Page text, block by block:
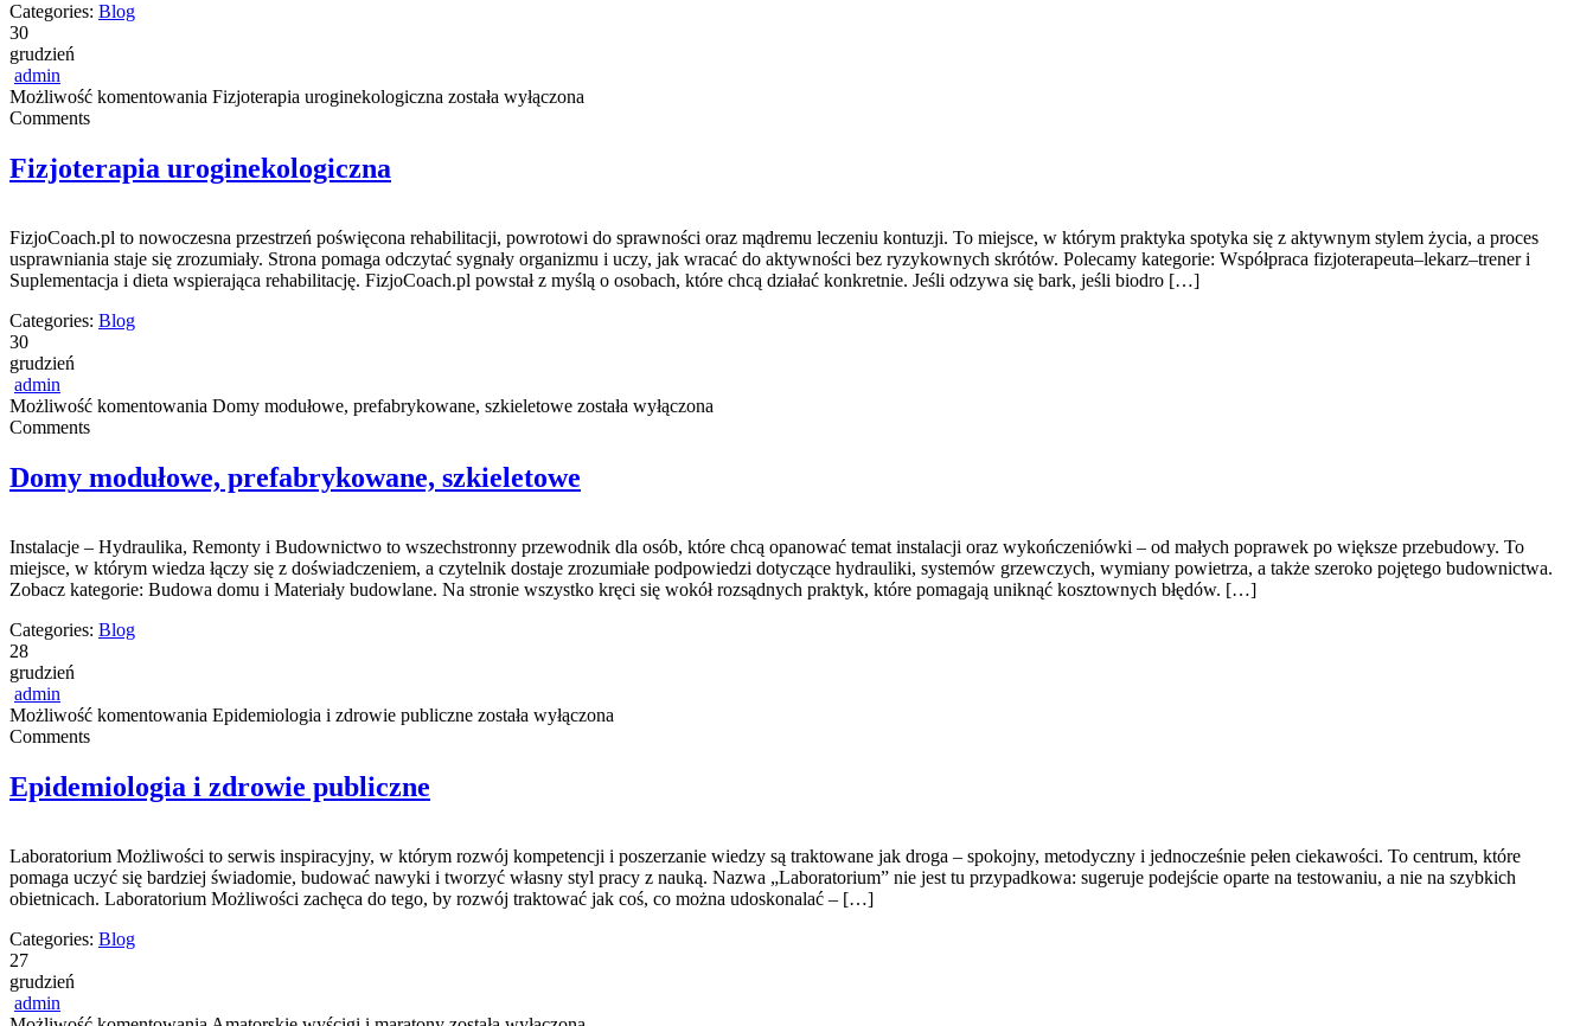
Categories: Blog
30
grudzień
admin
Możliwość komentowania Fizjoterapia uroginekologiczna została wyłączona
Comments
Fizjoterapia uroginekologiczna
FizjoCoach.pl to nowoczesna przestrzeń poświęcona rehabilitacji, powrotowi do sprawności oraz mądremu leczeniu kontuzji. To miejsce, w którym praktyka spotyka się z aktywnym stylem życia, a proces
usprawniania staje się zrozumiały. Strona pomaga odczytać sygnały organizmu i uczy, jak wracać do aktywności bez ryzykownych skrótów. Polecamy kategorie: Współpraca fizjoterapeuta–lekarz–trener i
Suplementacja i dieta wspierająca rehabilitację. FizjoCoach.pl powstał z myślą o osobach, które chcą działać konkretnie. Jeśli odzywa się bark, jeśli biodro […]
Categories: Blog
30
grudzień
admin
Możliwość komentowania Domy modułowe, prefabrykowane, szkieletowe została wyłączona
Comments
Domy modułowe, prefabrykowane, szkieletowe
Instalacje – Hydraulika, Remonty i Budownictwo to wszechstronny przewodnik dla osób, które chcą opanować temat instalacji oraz wykończeniówki – od małych poprawek po większe przebudowy. To
miejsce, w którym wiedza łączy się z doświadczeniem, a czytelnik dostaje zrozumiałe podpowiedzi dotyczące hydrauliki, systemów grzewczych, wymiany powietrza, a także szeroko pojętego budownictwa.
Zobacz kategorie: Budowa domu i Materiały budowlane. Na stronie wszystko kręci się wokół rozsądnych praktyk, które pomagają uniknąć kosztownych błędów. […]
Categories: Blog
28
grudzień
admin
Możliwość komentowania Epidemiologia i zdrowie publiczne została wyłączona
Comments
Epidemiologia i zdrowie publiczne
Laboratorium Możliwości to serwis inspiracyjny, w którym rozwój kompetencji i poszerzanie wiedzy są traktowane jak droga – spokojny, metodyczny i jednocześnie pełen ciekawości. To centrum, które
pomaga uczyć się bardziej świadomie, budować nawyki i tworzyć własny styl pracy z nauką. Nazwa „Laboratorium” nie jest tu przypadkowa: sugeruje podejście oparte na testowaniu, a nie na szybkich
obietnicach. Laboratorium Możliwości zachęca do tego, by rozwój traktować jak coś, co można udoskonalać – […]
Categories: Blog
27
grudzień
admin